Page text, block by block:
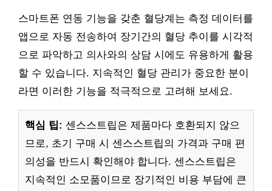
스마트폰 연동 기능을 갖춘 혈당계는 측정 데이터를
앱으로 자동 전송하여 장기간의 혈당 추이를 시각적
으로 파악하고 의사와의 상담 시에도 유용하게 활용
할 수 있습니다. 지속적인 혈당 관리가 중요한 분이
라면 이러한 기능을 적극적으로 고려해 보세요.
핵심 팁: 센스스트립은 제품마다 호환되지 않으
므로, 초기 구매 시 센스스트립의 가격과 구매 편
의성을 반드시 확인해야 합니다. 센스스트립은
지속적인 소모품이므로 장기적인 비용 부담에 큰